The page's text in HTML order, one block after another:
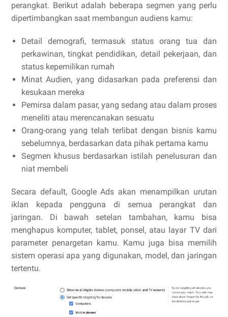
perangkat. Berikut adalah beberapa segmen yang perlu
dipertimbangkan saat membangun audiens kamu:
Detail demografi, termasuk status orang tua dan
perkawinan, tingkat pendidikan, detail pekerjaan, dan
status kepemilikan rumah
Minat Audien, yang didasarkan pada preferensi dan
kesukaan mereka
Pemirsa dalam pasar, yang sedang atau dalam proses
meneliti atau merencanakan sesuatu
Orang-orang yang telah terlibat dengan bisnis kamu
sebelumnya, berdasarkan data pihak pertama kamu
Segmen khusus berdasarkan istilah penelusuran dan
niat membeli
Secara default, Google Ads akan menampilkan urutan
iklan kepada pengguna di semua perangkat dan
jaringan. Di bawah setelan tambahan, kamu bisa
menghapus komputer, tablet, ponsel, atau layar TV dari
parameter penargetan kamu. Kamu juga bisa memilih
sistem operasi apa yang digunakan, model, dan jaringan
tertentu.